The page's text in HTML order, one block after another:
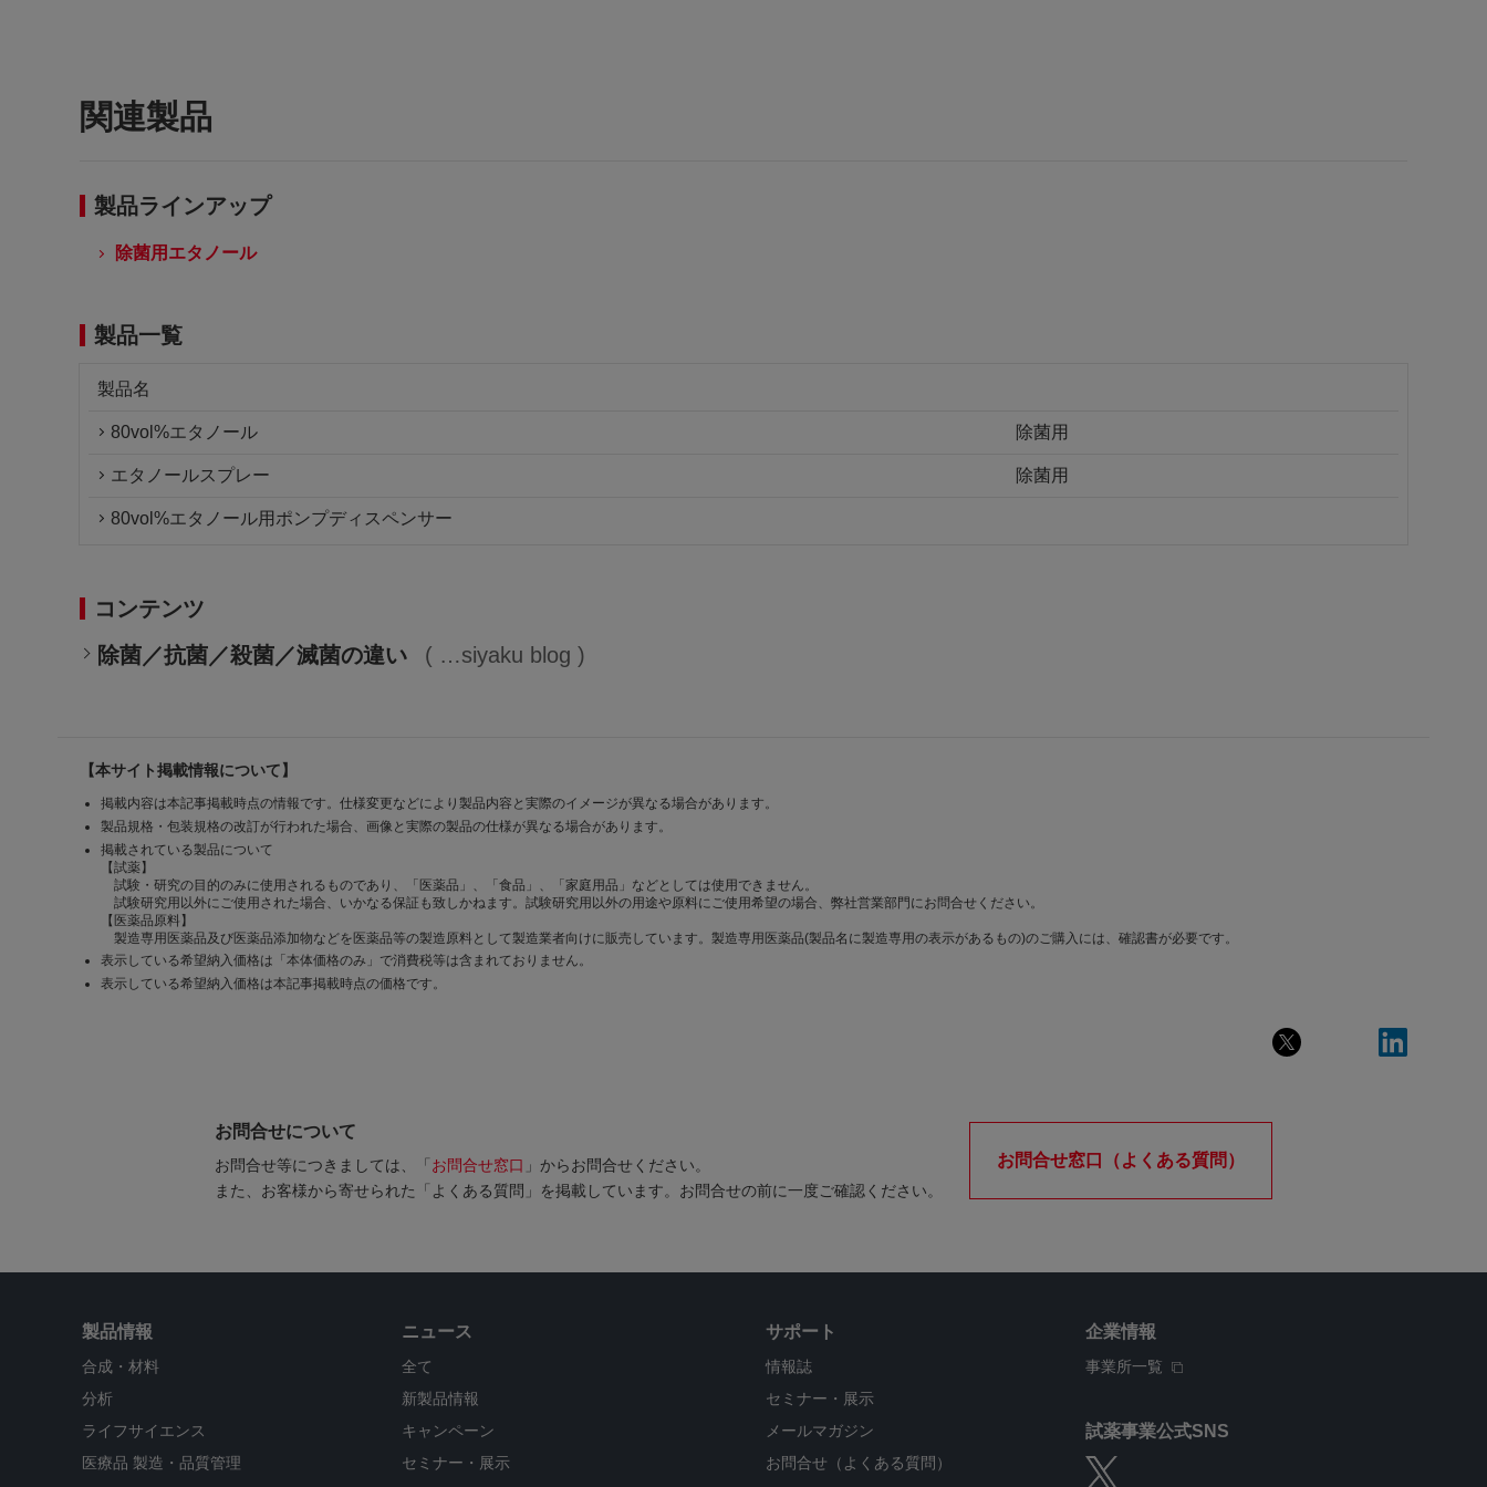
関連製品
製品ラインアップ
除菌用エタノール
製品一覧
製品名
80vol%エタノール 除菌用
エタノールスプレー 除菌用
80vol%エタノール用ポンプディスペンサー
コンテンツ
除菌／抗菌／殺菌／滅菌の違い
siyaku blog
【本サイト掲載情報について】
掲載内容は本記事掲載時点の情報です。仕様変更などにより製品内容と実際のイメージが異なる場合があります。
製品規格・包装規格の改訂が行われた場合、画像と実際の製品の仕様が異なる場合があります。
掲載されている製品について
【試薬】
試験・研究の目的のみに使用されるものであり、「医薬品」、「食品」、「家庭用品」などとしては使用できません。
試験研究用以外にご使用された場合、いかなる保証も致しかねます。試験研究用以外の用途や原料にご使用希望の場合、弊社営業部門にお問合せください。
【医薬品原料】
製造専用医薬品及び医薬品添加物などを医薬品等の製造原料として製造業者向けに販売しています。製造専用医薬品(製品名に製造専用の表示があるもの)のご購入には、確認書が必要です。
表示している希望納入価格は「本体価格のみ」で消費税等は含まれておりません。
表示している希望納入価格は本記事掲載時点の価格です。
お問合せについて
お問合せ等につきましては、「 お問合せ窓口 」からお問合せください。
また、お客様から寄せられた「よくある質問」を掲載しています。お問合せの前に一度ご確認ください。
お問合せ窓口（よくある質問）
製品情報
合成・材料
分析
ライフサイエンス
医療品 製造・品質管理
ニュース
全て
新製品情報
キャンペーン
セミナー・展示
サポート
情報誌
セミナー・展示
メールマガジン
お問合せ（よくある質問）
企業情報
事業所一覧
試薬事業公式SNS